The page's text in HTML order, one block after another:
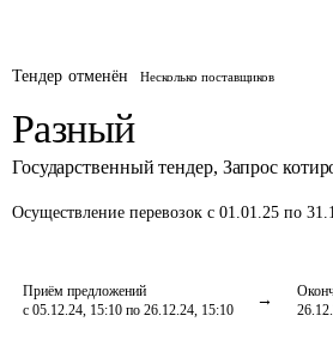
Тендер отменён Несколько поставщиков
Разный
Государственный тендер, Запрос
Осуществление перевозок с 01.01.25 по
Приём предложений
с 05.12.24, 15:10 по 26.12.24, 15:10